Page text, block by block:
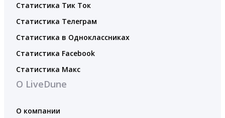
Статистика Тик Ток
Статистика Телеграм
Статистика в Одноклассниках
Статистика Facebook
Статистика Макс
О LiveDune
О компании